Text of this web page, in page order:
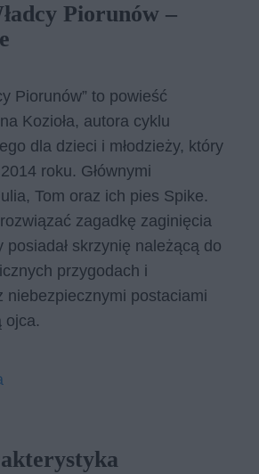
Piorunów –
Piorunów” to powieść
Kozioła, autora cyklu
dla dzieci i młodzieży, który
roku. Głównymi
Tom oraz ich pies Spike.
zagadkę zaginięcia
posiadał skrzynię należącą do
przygodach i
niebezpiecznymi postaciami
ojca.